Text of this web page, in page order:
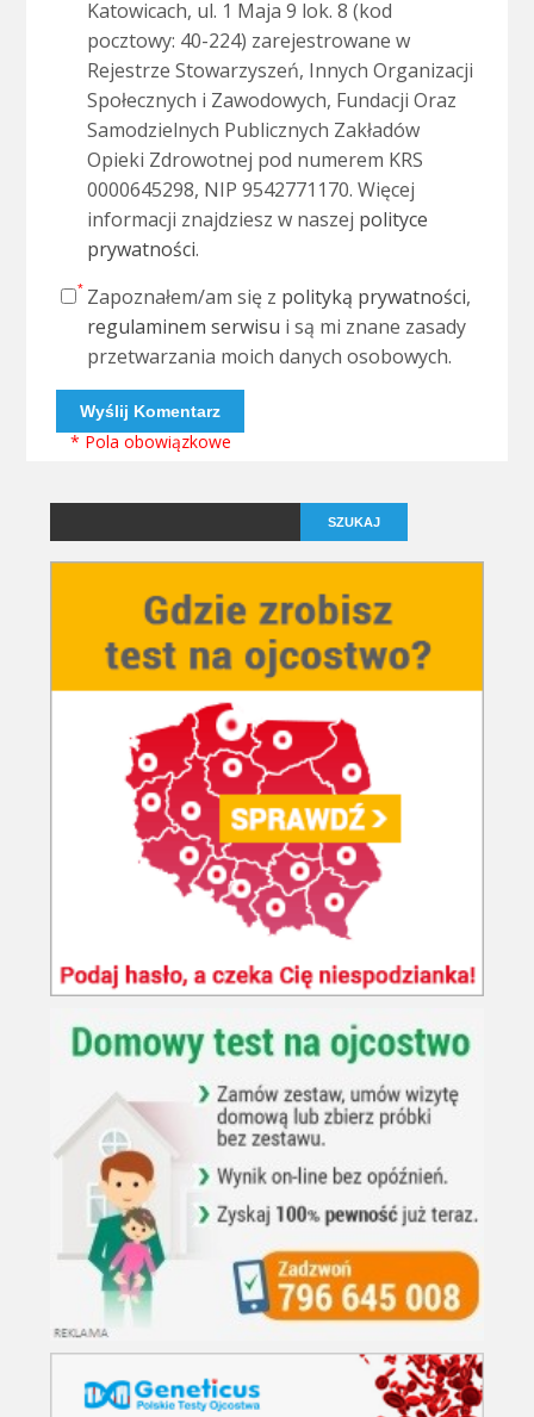
Katowicach, ul. 1 Maja 9 lok. 8 (kod
pocztowy: 40-224) zarejestrowane w
Rejestrze Stowarzyszeń, Innych Organizacji
Społecznych i Zawodowych, Fundacji Oraz
Samodzielnych Publicznych Zakładów
Opieki Zdrowotnej pod numerem KRS
0000645298, NIP 9542771170. Więcej
informacji znajdziesz w naszej polityce
prywatności.
Zapoznałem/am się z polityką prywatności,
regulaminem serwisu i są mi znane zasady
przetwarzania moich danych osobowych.